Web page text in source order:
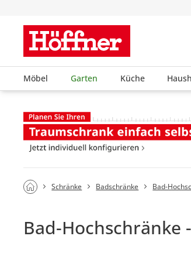
Möbel Garten Küche
Schränke Badschränke Bad-
Bad-Hochschränke